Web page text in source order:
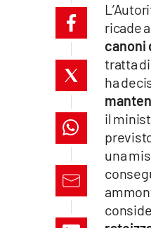
ilvibonese.it
catanzarochannel.it
lacapitalenews.it
ricade
canoni
tratta
ha
il
una